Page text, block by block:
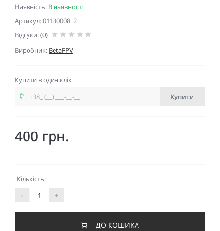
Наявність: В наявності
Артикул: 01130008_2
Відгуки:(0)
Виробник: BetaFPV
Купити в один клік
Купити
400 грн.
Кількість:
-
+
ДО КОШИКА